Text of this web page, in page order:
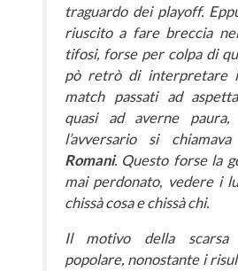
traguardo dei playoff.
riuscito a fare breccia
tifosi, forse per colpa di
pò retrò di interpretare
match passati ad
quasi ad averne paura,
l’avversario si chiamava
Romani. Questo forse la
mai perdonato, vedere i
chissà cosa e chissà chi.
Il motivo della scarsa
popolare, nonostante i